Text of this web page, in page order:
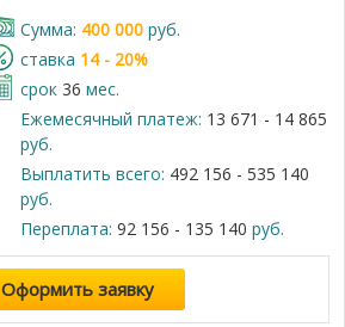
Cумма: 400 000руб.
cтавка 14 - 20%
срок 36 мес.
Ежемесячный платеж: 13 671 - 14 865
руб.
Выплатить всего: 492 156 - 535 140
руб.
Переплата: 92 156 - 135 140 руб.
Оформить заявку